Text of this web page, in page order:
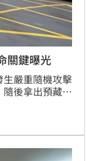
關鍵曝光
嚴重隨機攻擊
後拿出預藏刀
名舞蹈老師
眾一些實用的